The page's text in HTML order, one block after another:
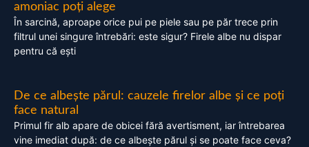
amoniac poți alege
În sarcină, aproape orice pui pe piele sau pe păr trece prin
filtrul unei singure întrebări: este sigur? Firele albe nu dispar
pentru că ești
De ce albește părul: cauzele firelor albe și ce poți
face natural
Primul fir alb apare de obicei fără avertisment, iar întrebarea
vine imediat după: de ce albește părul și se poate face ceva?